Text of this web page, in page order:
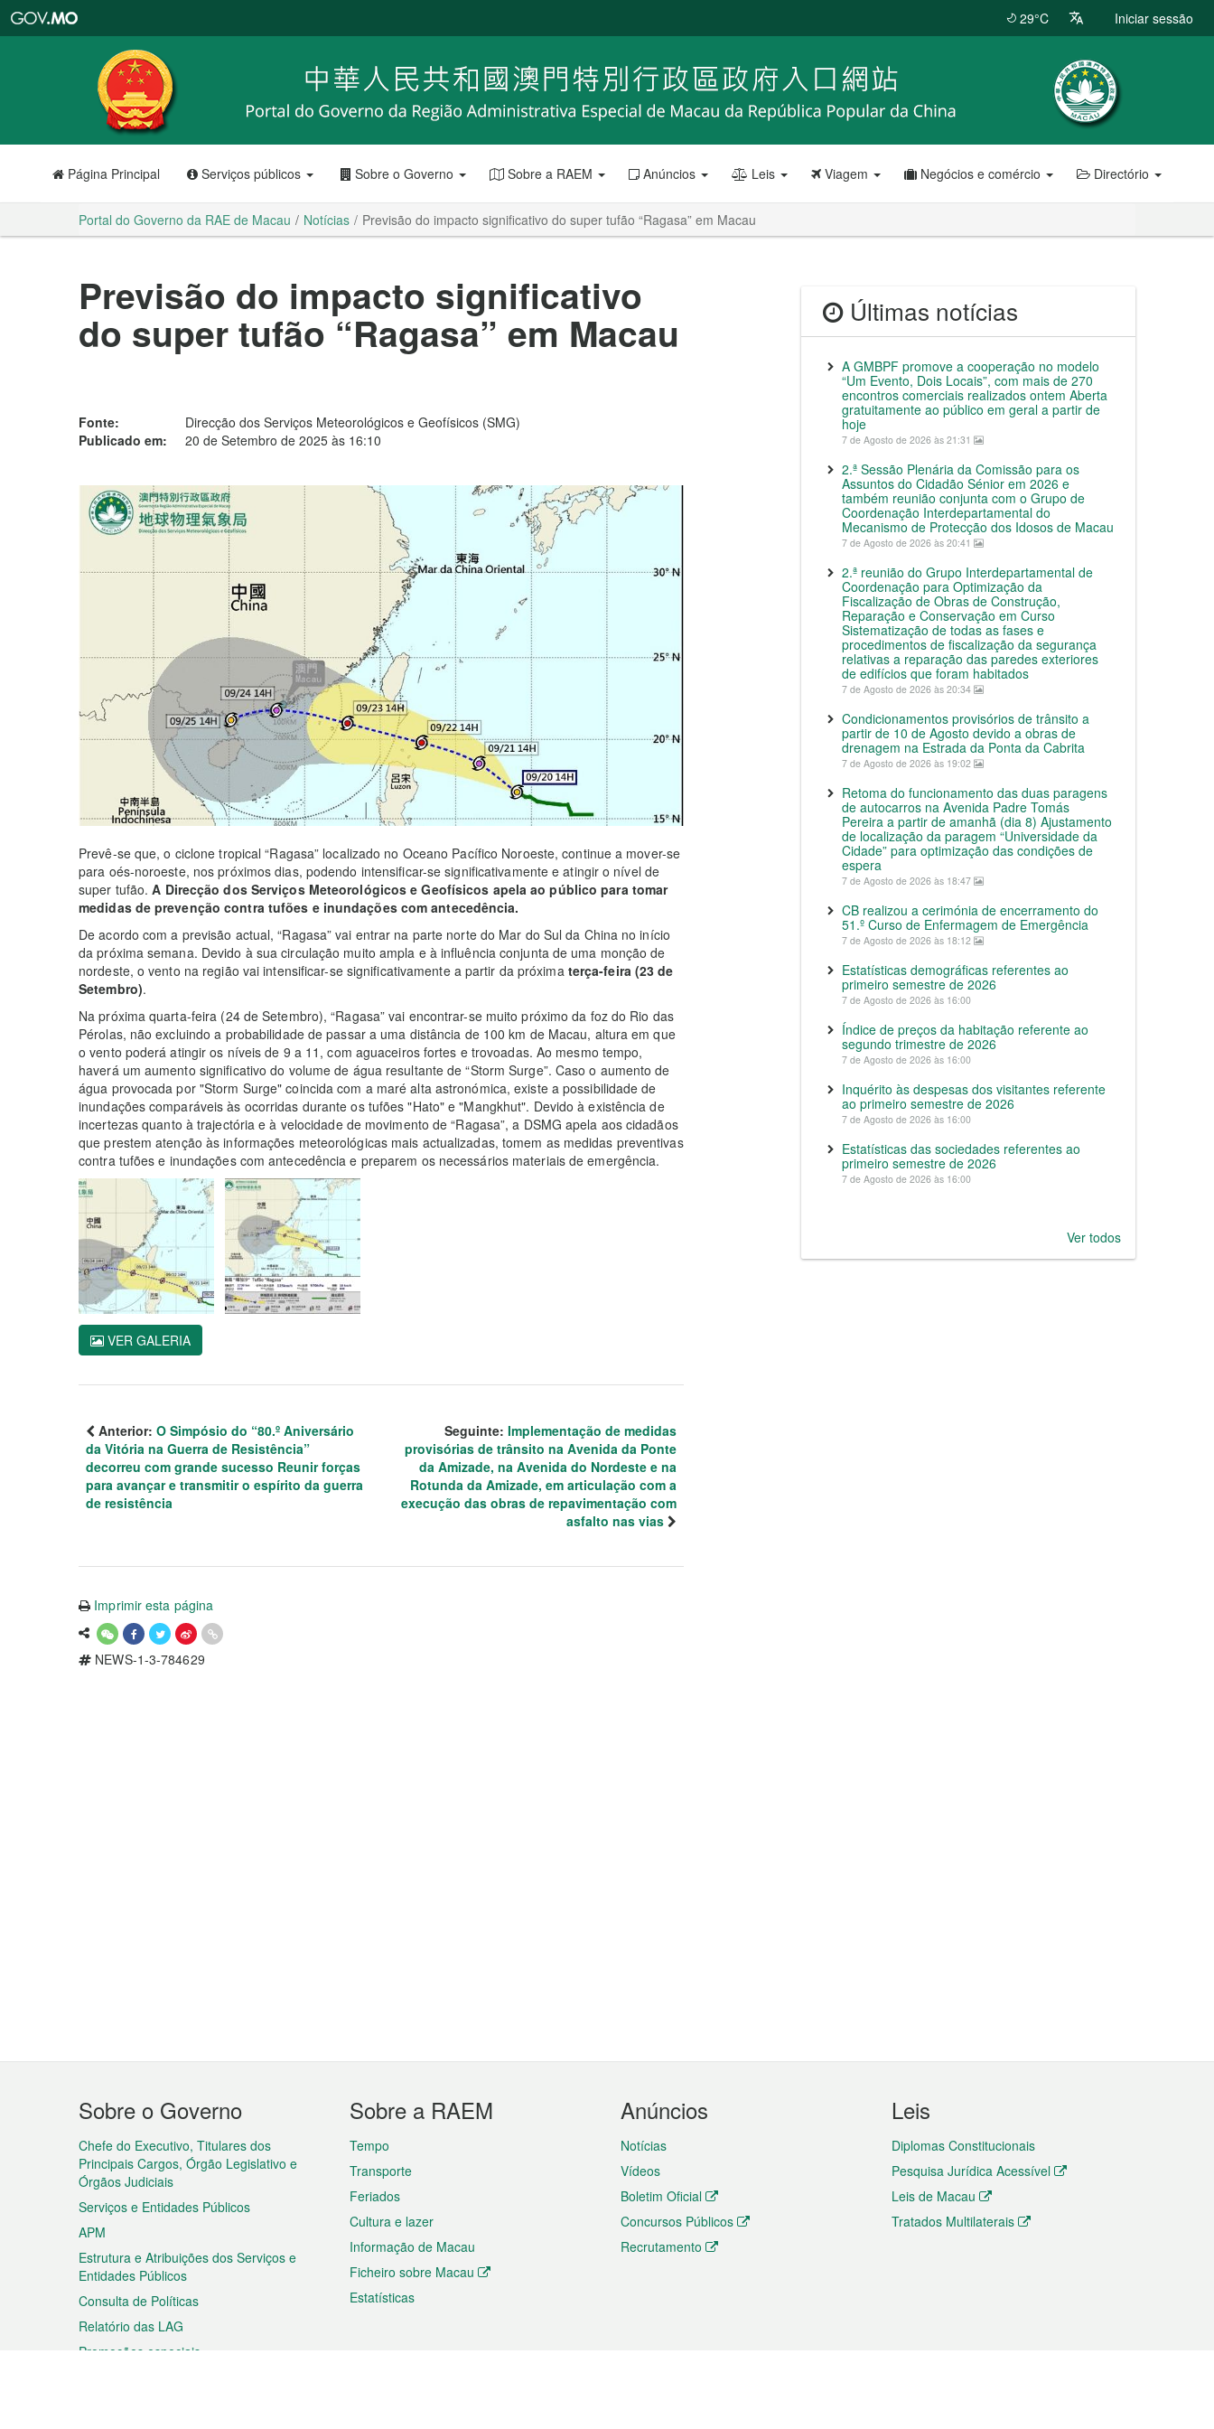
RAE
de
Macau
29°C Iniciar sessão
Página Principal Serviços públicos Sobre o Governo Sobre a RAEM Anúncios Leis Viagem Negócios e comércio Directório
Portal do Governo da RAE de Macau Notícias Previsão do impacto significativo do super tufão “Ragasa” em Macau
Previsão do impacto significativo
do super tufão “Ragasa” em Macau
Fonte:
Direcção dos Serviços Meteorológicos e Geofísicos (SMG)
Publicado em:
20 de Setembro de 2025 às 16:10
Prevê-se que, o ciclone tropical “Ragasa” localizado no Oceano Pacífico Noroeste, continue a mover-se
para oés-noroeste, nos próximos dias, podendo intensificar-se significativamente e atingir o nível de
super tufão.A Direcção dos Serviços Meteorológicos e Geofísicos apela ao público para tomar
medidas de prevenção contra tufões e inundações com antecedência.
De acordo com a previsão actual, “Ragasa” vai entrar na parte norte do Mar do Sul da China no início
da próxima semana. Devido à sua circulação muito ampla e à influência conjunta de uma monção de
nordeste, o vento na região vai intensificar-se significativamente a partir da próxima terça-feira (23 de
Setembro).
Na próxima quarta-feira (24 de Setembro), “Ragasa” vai encontrar-se muito próximo da foz do Rio das
Pérolas, não excluindo a probabilidade de passar a uma distância de 100 km de Macau, altura em que
o vento poderá atingir os níveis de 9 a 11, com aguaceiros fortes e trovoadas. Ao mesmo tempo,
haverá um aumento significativo do volume de água resultante de “Storm Surge”. Caso o aumento de
água provocada por "Storm Surge" coincida com a maré alta astronómica, existe a possibilidade de
inundações comparáveis às ocorridas durante os tufões "Hato" e "Mangkhut". Devido à existência de
incertezas quanto à trajectória e à velocidade de movimento de “Ragasa”, a DSMG apela aos cidadãos
que prestem atenção às informações meteorológicas mais actualizadas, tomem as medidas preventivas
contra tufões e inundações com antecedência e preparem os necessários materiais de emergência.
VER GALERIA
Anterior: O Simpósio do “80.º Aniversário
da Vitória na Guerra de Resistência”
decorreu com grande sucesso Reunir forças
para avançar e transmitir o espírito da guerra
de resistência
Seguinte: Implementação de medidas
provisórias de trânsito na Avenida da Ponte
da Amizade, na Avenida do Nordeste e na
Rotunda da Amizade, em articulação com a
execução das obras de repavimentação com
asfalto nas vias
Imprimir esta página
NEWS-1-3-784629
Últimas notícias
A GMBPF promove a cooperação no modelo
“Um Evento, Dois Locais”, com mais de 270
encontros comerciais realizados ontem Aberta
gratuitamente ao público em geral a partir de
hoje
7 de Agosto de 2026 às 21:31
2.ª Sessão Plenária da Comissão para os
Assuntos do Cidadão Sénior em 2026 e
também reunião conjunta com o Grupo de
Coordenação Interdepartamental do
Mecanismo de Protecção dos Idosos de Macau
7 de Agosto de 2026 às 20:41
2.ª reunião do Grupo Interdepartamental de
Coordenação para Optimização da
Fiscalização de Obras de Construção,
Reparação e Conservação em Curso
Sistematização de todas as fases e
procedimentos de fiscalização da segurança
relativas a reparação das paredes exteriores
de edifícios que foram habitados
7 de Agosto de 2026 às 20:34
Condicionamentos provisórios de trânsito a
partir de 10 de Agosto devido a obras de
drenagem na Estrada da Ponta da Cabrita
7 de Agosto de 2026 às 19:02
Retoma do funcionamento das duas paragens
de autocarros na Avenida Padre Tomás
Pereira a partir de amanhã (dia 8) Ajustamento
de localização da paragem “Universidade da
Cidade” para optimização das condições de
espera
7 de Agosto de 2026 às 18:47
CB realizou a cerimónia de encerramento do
51.º Curso de Enfermagem de Emergência
7 de Agosto de 2026 às 18:12
Estatísticas demográficas referentes ao
primeiro semestre de 2026
7 de Agosto de 2026 às 16:00
Índice de preços da habitação referente ao
segundo trimestre de 2026
7 de Agosto de 2026 às 16:00
Inquérito às despesas dos visitantes referente
ao primeiro semestre de 2026
7 de Agosto de 2026 às 16:00
Estatísticas das sociedades referentes ao
primeiro semestre de 2026
7 de Agosto de 2026 às 16:00
Ver todos
Menu
do
rodapé
Sobre o Governo
Chefe do Executivo, Titulares dos
Principais Cargos, Órgão Legislativo e
Órgãos Judiciais
Serviços e Entidades Públicos
APM
Estrutura e Atribuições dos Serviços e
Entidades Públicos
Consulta de Políticas
Relatório das LAG
Promoções especiais
Sobre a RAEM
Tempo
Transporte
Feriados
Cultura e lazer
Informação de Macau
Ficheiro sobre Macau
Estatísticas
Anúncios
Notícias
Vídeos
Boletim Oficial
Concursos Públicos
Recrutamento
Leis
Diplomas Constitucionais
Pesquisa Jurídica Acessível
Leis de Macau
Tratados Multilaterais